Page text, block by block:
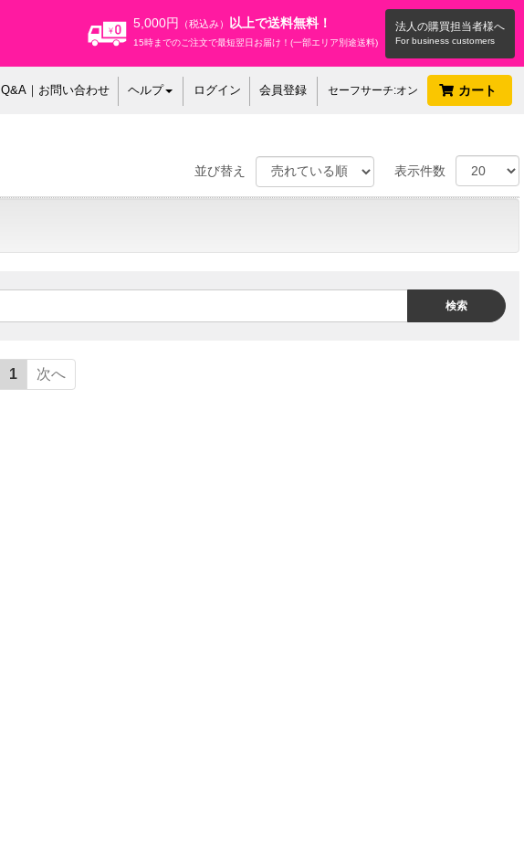
法人の購買担当者様へ
5,000円 （税込み） 以上で送料無料！
15時までのご注文で最短翌日お届け！(一部エリア別途送料)
Q&A｜お問い合わせ ヘルプ ログイン 会員登録 セーフサーチ:オン カート
並び替え 表示件数
検索
1 次へ